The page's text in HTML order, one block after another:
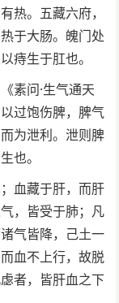
热。五藏六府，
于大肠。魄门处
痔生于肛也。
素问·生气通天
过饱伤脾，脾气
为泄利。泄则脾
也。
血藏于肝，而肝
，皆受于肺；凡
气皆降，己土一
血不上行，故脱
者，皆肝血之下